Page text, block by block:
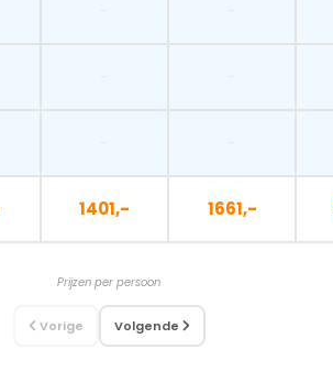
1401,- 1661,-
Prijzen per persoon
Vorige Volgende